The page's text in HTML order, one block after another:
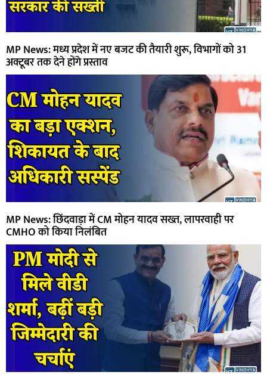
MP News: मध्य प्रदेश में नए बजट की तैयारी शुरू, विभागों को 31
अक्टूबर तक देने होंगे प्रस्ताव
MP News: छिंदवाड़ा में CM मोहन यादव सख्त, लापरवाही पर
CMHO को किया निलंबित